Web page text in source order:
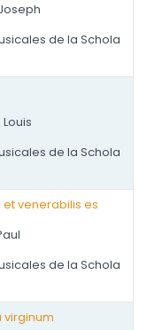
de la Schola
de la Schola
venerabilis es
de la Schola
virginum